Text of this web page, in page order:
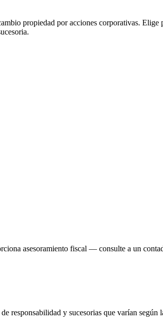
propiedad por acciones corporativas. Elige
asesoramiento fiscal — consulte a un
responsabilidad y sucesorias que varían